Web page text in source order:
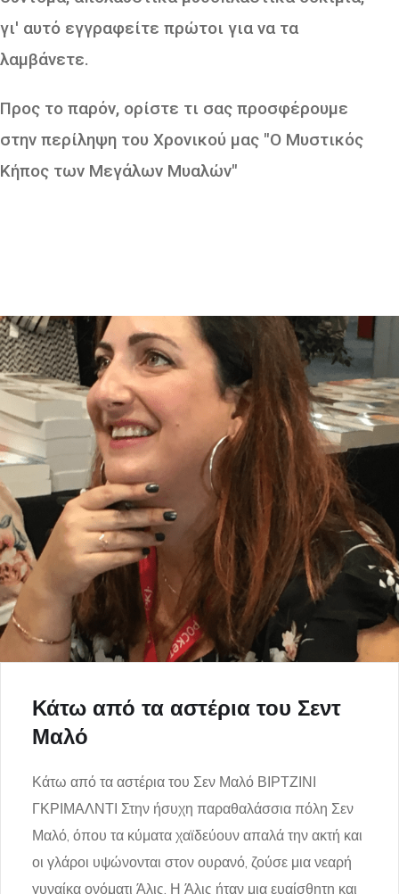
γι' αυτό εγγραφείτε πρώτοι για να τα
λαμβάνετε.
Προς το παρόν, ορίστε τι σας προσφέρουμε
στην περίληψη του Χρονικού μας "Ο Μυστικός
Κήπος των Μεγάλων Μυαλών"
Κάτω από τα αστέρια του Σεντ
Μαλό
Κάτω από τα αστέρια του Σεν Μαλό ΒΙΡΤΖΙΝΙ
ΓΚΡΙΜΑΛΝΤΙ Στην ήσυχη παραθαλάσσια πόλη Σεν
Μαλό, όπου τα κύματα χαϊδεύουν απαλά την ακτή και
οι γλάροι υψώνονται στον ουρανό, ζούσε μια νεαρή
γυναίκα ονόματι Άλις. Η Άλις ήταν μια ευαίσθητη και